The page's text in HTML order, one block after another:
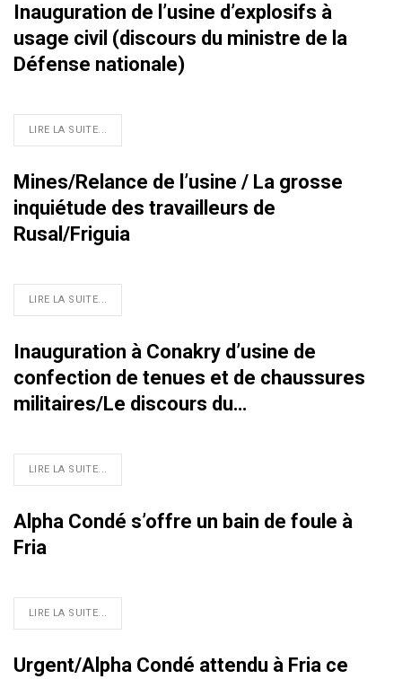
Inauguration de l’usine d’explosifs à
usage civil (discours du ministre de la
Défense nationale)
LIRE LA SUITE...
Mines/Relance de l’usine / La grosse
inquiétude des travailleurs de
Rusal/Friguia
LIRE LA SUITE...
Inauguration à Conakry d’usine de
confection de tenues et de chaussures
militaires/Le discours du…
LIRE LA SUITE...
Alpha Condé s’offre un bain de foule à
Fria
LIRE LA SUITE...
Urgent/Alpha Condé attendu à Fria ce